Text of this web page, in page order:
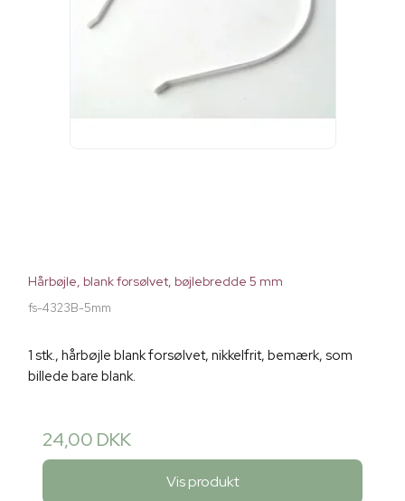
Hårbøjle, blank forsølvet, bøjlebredde 5 mm
fs-4323B-5mm
1 stk., hårbøjle blank forsølvet, nikkelfrit, bemærk, som
billede bare blank.
24,00 DKK
Vis produkt